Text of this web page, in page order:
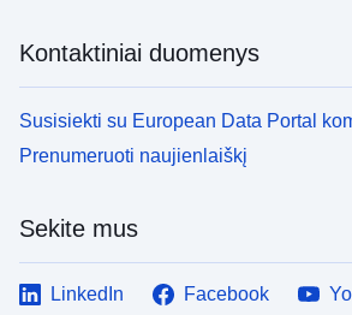
Kontaktiniai duomenys
Susisiekti su European Data Portal
Prenumeruoti naujienlaiškį
Sekite mus
LinkedIn Facebook